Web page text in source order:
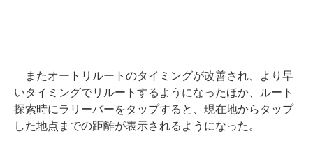
またオートリルートのタイミングが改善され、より早
いタイミングでリルートするようになったほか、ルート
探索時にラリーバーをタップすると、現在地からタップ
した地点までの距離が表示されるようになった。